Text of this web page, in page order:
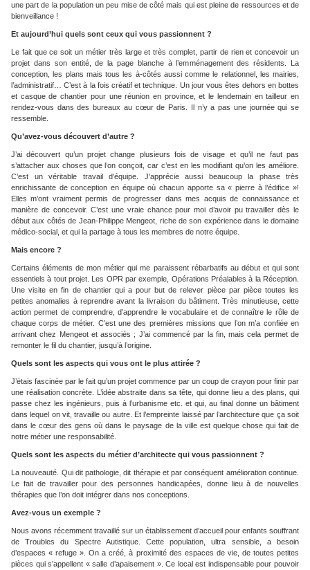
une part de la population un peu mise de côté mais qui est pleine de ressources et de
bienveillance !
Et aujourd’hui quels sont ceux qui vous passionnent ?
Le fait que ce soit un métier très large et très complet, partir de rien et concevoir un
projet dans son entité, de la page blanche à l’emménagement des résidents. La
conception, les plans mais tous les à-côtés aussi comme le relationnel, les mairies,
l’administratif… C’est à la fois créatif et technique. Un jour vous êtes dehors en bottes
et casque de chantier pour une réunion en province, et le lendemain en tailleur en
rendez-vous dans des bureaux au cœur de Paris. Il n’y a pas une journée qui se
ressemble.
Qu’avez-vous découvert d’autre ?
J’ai découvert qu’un projet change plusieurs fois de visage et qu’il ne faut pas
s’attacher aux choses que l’on conçoit, car c’est en les modifiant qu’on les améliore.
C’est un véritable travail d’équipe. J’apprécie aussi beaucoup la phase très
enrichissante de conception en équipe où chacun apporte sa « pierre à l’édifice »!
Elles m’ont vraiment permis de progresser dans mes acquis de connaissance et
manière de concevoir. C’est une vraie chance pour moi d’avoir pu travailler dès le
début aux côtés de Jean-Philippe Mengeot, riche de son expérience dans le domaine
médico-social, et qui la partage à tous les membres de notre équipe.
Mais encore ?
Certains éléments de mon métier qui me paraissent rébarbatifs au début et qui sont
essentiels à tout projet. Les OPR par exemple, Opérations Préalables à la Réception.
Une visite en fin de chantier qui a pour but de relever pièce par pièce toutes les
petites anomalies à reprendre avant la livraison du bâtiment. Très minutieuse, cette
action permet de comprendre, d’apprendre le vocabulaire et de connaître le rôle de
chaque corps de métier. C’est une des premières missions que l’on m’a confiée en
arrivant chez Mengeot et associés ; J’ai commencé par la fin, mais cela permet de
remonter le fil du chantier, jusqu’à l’origine.
Quels sont les aspects qui vous ont le plus attirée ?
J’étais fascinée par le fait qu’un projet commence par un coup de crayon pour finir par
une réalisation concrète. L’idée abstraite dans sa tête, qui donne lieu a des plans, qui
passe chez les ingénieurs, puis à l’urbanisme etc. et qui, au final donne un bâtiment
dans lequel on vit, travaille ou autre. Et l’empreinte laissé par l’architecture que ça soit
dans le cœur des gens où dans le paysage de la ville est quelque chose qui fait de
notre métier une responsabilité.
Quels sont les aspects du métier d’architecte qui vous passionnent ?
La nouveauté. Qui dit pathologie, dit thérapie et par conséquent amélioration continue.
Le fait de travailler pour des personnes handicapées, donne lieu à de nouvelles
thérapies que l’on doit intégrer dans nos conceptions.
Avez-vous un exemple ?
Nous avons récemment travaillé sur un établissement d’accueil pour enfants souffrant
de Troubles du Spectre Autistique. Cette population, ultra sensible, a besoin
d’espaces « refuge ». On a créé, à proximité des espaces de vie, de toutes petites
pièces qui s’appellent « salle d’apaisement ». Ce local est indispensable pour pouvoir